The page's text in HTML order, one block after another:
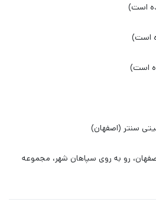
است)
است)
است)
سنتر (اصفهان)
رو به روی سپاهان شهر، مجموعه